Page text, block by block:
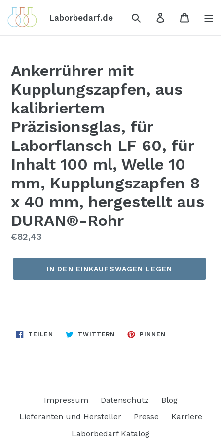
Direkt
zum
Inhalt
Laborbedarf.de Suchen Einloggen
Ankerrührer mit
Kupplungszapfen, aus
kalibriertem
Präzisionsglas, für
Laborflansch LF 60, für
Inhalt 100 ml, Welle 10
mm, Kupplungszapfen 8
x 40 mm, hergestellt aus
DURAN®-Rohr
Normaler
€82,43
IN DEN EINKAUFSWAGEN LEGEN
TEILEN
FACEBOOK
TWITTERN AUF
TWITTER
PINNEN
Impressum Datenschutz
Blog
Lieferanten und Hersteller
Presse
Karriere
Laborbedarf Katalog